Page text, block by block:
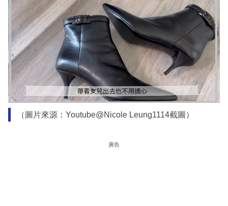
（圖片來源：Youtube@Nicole Leung1114截圖）
廣告